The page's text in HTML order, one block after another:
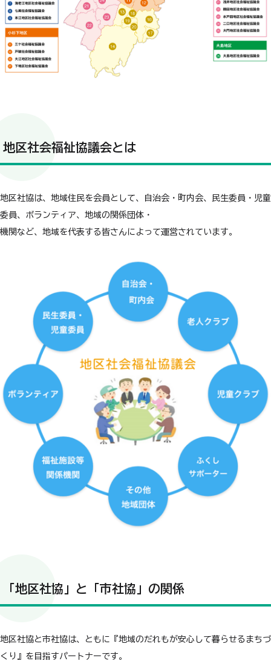
地区社会福祉協議会とは
地区社協は、地域住民を会員として、自治会・町内会、民生委員・児童
委員、ボランティア、地域の関係団体・
機関など、地域を代表する皆さんによって運営されています。
「地区社協」と「市社協」の関係
地区社協と市社協は、ともに『地域のだれもが安心して暮らせるまちづ
くり』を目指すパートナーです。